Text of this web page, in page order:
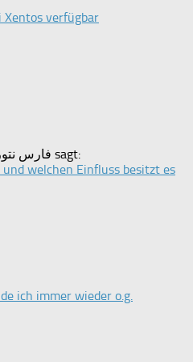
Xentos verfügbar
hetzner zertifiziert | فارس نتورک sagt:
welchen Einfluss besitzt es
ich immer wieder o.g.